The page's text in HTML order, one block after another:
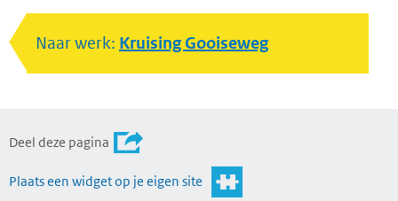
Naar werk: Kruising Gooiseweg
Deel deze pagina
Plaats een widget op je eigen site